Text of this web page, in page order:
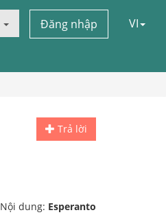
Đăng nhập VI
Trả lời
Nội dung: Esperanto